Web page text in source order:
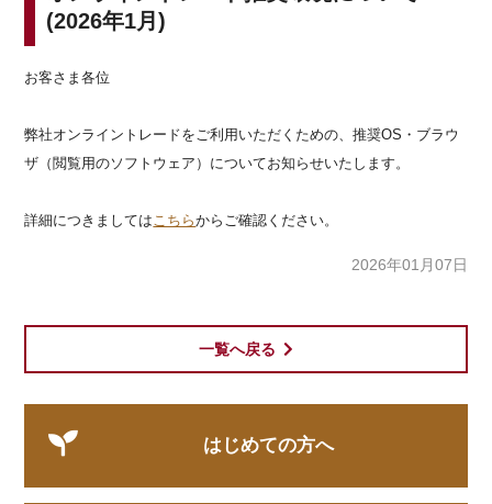
(2026年1月)
お客さま各位
弊社オンライントレードをご利用いただくための、推奨OS・ブラウ
ザ（閲覧用のソフトウェア）についてお知らせいたします。
詳細につきましては こちらからご確認ください。
2026年01月07日
一覧へ戻る
はじめての方へ